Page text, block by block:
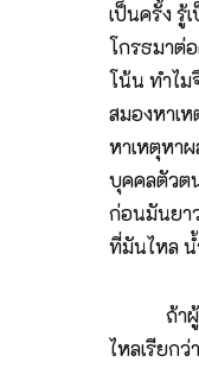
เป็นครั้ง รู้
โกรธมาต่
โน้น ทำไม
สมองหาเ
หาเหตุหา
บุคคลตัวต
ก่อนมันยา
ที่มันไหล น้
ถ้าผู้ไม่มี
ไหลเรียก